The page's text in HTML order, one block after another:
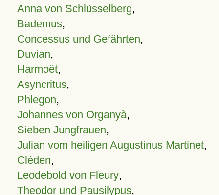
Anna von Schlüsselberg,
Bademus,
Concessus und Gefährten,
Duvian,
Harmoët,
Asyncritus,
Phlegon,
Johannes von Organyà,
Sieben Jungfrauen,
Julian vom heiligen Augustinus Martinet,
Cléden,
Leodebold von Fleury,
Theodor und Pausilypus,